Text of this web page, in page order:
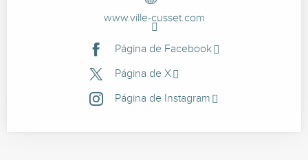
www.ville-cusset.com
Página de Facebook
Página de X
Página de Instagram